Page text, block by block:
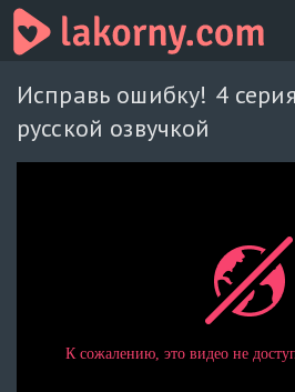
Исправь ошибку! 4
русской озвучкой